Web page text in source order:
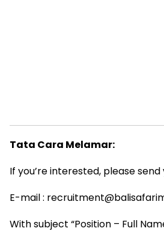
Tata Cara Melamar:
If you’re interested, please
E-mail :
With subject “Position – Full